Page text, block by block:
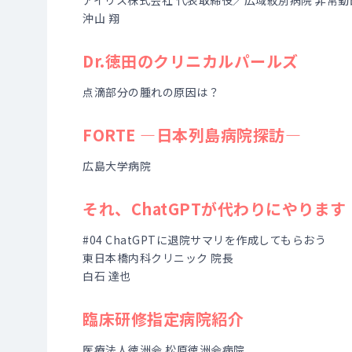
沖山 翔
Dr.徳田のクリニカルパールズ
点滴部分の腫れの原因は？
FORTE ―日本列島病院探訪―
広島大学病院
それ、ChatGPTが代わりにやります
#04 ChatGPTに退院サマリを作成してもらおう
東日本橋内科クリニック 院長
白石 達也
臨床研修指定病院紹介